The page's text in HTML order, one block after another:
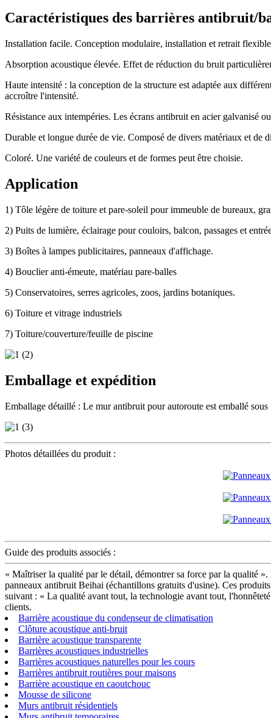
Caractéristiques des barrières antibruit/
Installation facile. Conception modulaire, installation et retrait
Absorption acoustique élevée. Effet de réduction du bruit
Haute intensité : la conception de la structure est adaptée aux
accroître l'intensité.
Résistance aux intempéries. Les écrans antibruit en acier galvanisé
Durable et longue durée de vie. Composé de divers matériaux et de
Coloré. Une variété de couleurs et de formes peut être choisie.
Application
1) Tôle légère de toiture et pare-soleil pour immeuble de bureaux,
2) Puits de lumière, éclairage pour couloirs, balcon, passages et
3) Boîtes à lampes publicitaires, panneaux d'affichage.
4) Bouclier anti-émeute, matériau pare-balles
5) Conservatoires, serres agricoles, zoos, jardins botaniques.
6) Toiture et vitrage industriels
7) Toiture/couverture/feuille de piscine
Emballage et expédition
Emballage détaillé : Le mur antibruit pour autoroute est emballé
Photos détaillées du produit :
Guide des produits associés :
« Maîtriser la qualité par le détail, démontrer sa force par la qualité
panneaux antibruit Beihai (échantillons gratuits d'usine). Ces
suivant : « La qualité avant tout, la technologie avant tout,
clients.
Barrière acoustique du condenseur de climatisation
Clôture acoustique anti-bruit
Barrière acoustique transparente
Barrières acoustiques industrielles
Barrières acoustiques naturelles pour les cours
Barrières antibruit routières pour maisons
Barrière acoustique en caoutchouc
Mousse de silicone
Murs antibruit résidentiels